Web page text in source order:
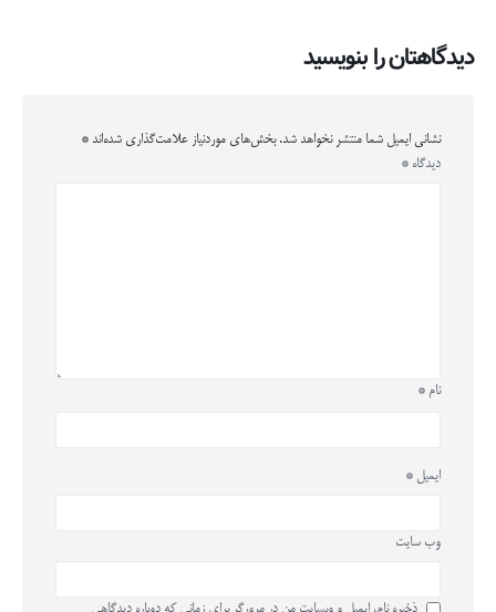
دیدگاهتان را بنویسید
نشانی ایمیل شما منتشر نخواهد شد. بخش‌های موردنیاز علامت‌گذاری شده‌اند *
دیدگاه *
نام *
ایمیل *
وب‌ سایت